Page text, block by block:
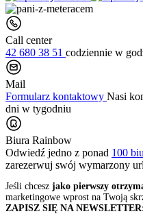
Call center
42 680 38 51 codziennie w
Mail
Formularz kontaktowy Nasi
dni w tygodniu
Biura Rainbow
Odwiedź jedno z ponad 100
zarezerwuj swój wymarzony
Jeśli chcesz jako pierwszy
marketingowe wprost na Twoją
ZAPISZ SIĘ NA